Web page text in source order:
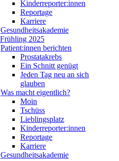
Kinderreporter:innen
Reportage
Karriere
Gesundheitsakademie
2025
Patient:innen berichten
Prostatakrebs
Ein Schnitt genügt
Jeden Tag neu an sich
glauben
Was macht eigentlich?
Moin
Tschüss
Lieblingsplatz
Kinderreporter:innen
Reportage
Karriere
Gesundheitsakademie